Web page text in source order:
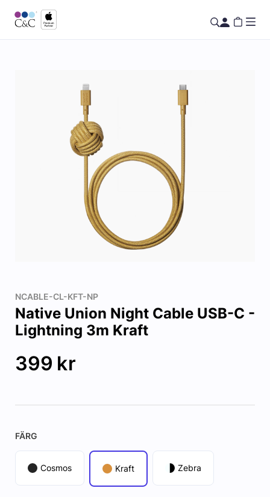
NCABLE-CL-KFT-NP
Native Union Night Cable USB-C -
Lightning 3m Kraft
399 kr
FÄRG
Cosmos Kraft Zebra